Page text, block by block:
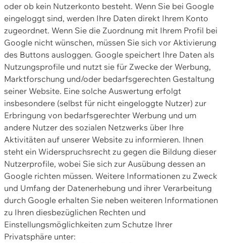
oder ob kein Nutzerkonto besteht. Wenn Sie bei Google
eingeloggt sind, werden Ihre Daten direkt Ihrem Konto
zugeordnet. Wenn Sie die Zuordnung mit Ihrem Profil bei
Google nicht wünschen, müssen Sie sich vor Aktivierung
des Buttons ausloggen. Google speichert Ihre Daten als
Nutzungsprofile und nutzt sie für Zwecke der Werbung,
Marktforschung und/oder bedarfsgerechten Gestaltung
seiner Website. Eine solche Auswertung erfolgt
insbesondere (selbst für nicht eingeloggte Nutzer) zur
Erbringung von bedarfsgerechter Werbung und um
andere Nutzer des sozialen Netzwerks über Ihre
Aktivitäten auf unserer Website zu informieren. Ihnen
steht ein Widerspruchsrecht zu gegen die Bildung dieser
Nutzerprofile, wobei Sie sich zur Ausübung dessen an
Google richten müssen. Weitere Informationen zu Zweck
und Umfang der Datenerhebung und ihrer Verarbeitung
durch Google erhalten Sie neben weiteren Informationen
zu Ihren diesbezüglichen Rechten und
Einstellungsmöglichkeiten zum Schutze Ihrer
Privatsphäre unter: